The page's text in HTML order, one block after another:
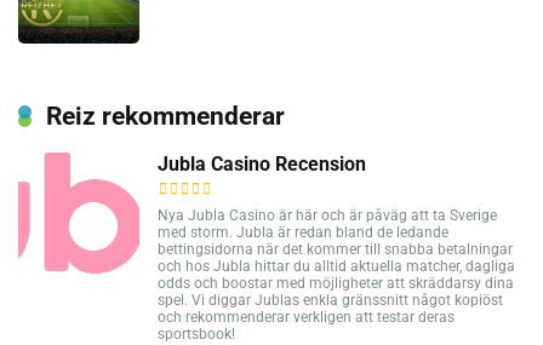
Reiz rekommenderar
Jubla Casino Recension
Nya Jubla Casino är här och är påväg att ta Sverige
med storm. Jubla är redan bland de ledande
bettingsidorna när det kommer till snabba betalningar
och hos Jubla hittar du alltid aktuella matcher, dagliga
odds och boostar med möjligheter att skräddarsy dina
spel. Vi diggar Jublas enkla gränssnitt något kopiöst
och rekommenderar verkligen att testar deras
sportsbook!